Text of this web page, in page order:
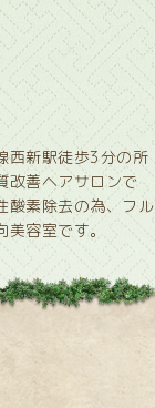
西新駅徒歩3分の所
改善ヘアサロンで
酸素除去の為、フル
容室です。